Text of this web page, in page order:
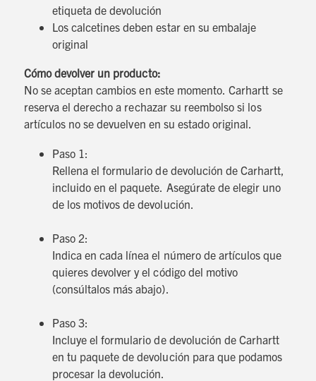
etiqueta de devolución
Los calcetines deben estar en su embalaje
original
Cómo devolver un producto:
No se aceptan cambios en este momento. Carhartt se
reserva el derecho a rechazar su reembolso si los
artículos no se devuelven en su estado original.
Paso 1:
Rellena el formulario de devolución de Carhartt,
incluido en el paquete. Asegúrate de elegir uno
de los motivos de devolución.
Paso 2:
Indica en cada línea el número de artículos que
quieres devolver y el código del motivo
(consúltalos más abajo).
Paso 3:
Incluye el formulario de devolución de Carhartt
en tu paquete de devolución para que podamos
procesar la devolución.